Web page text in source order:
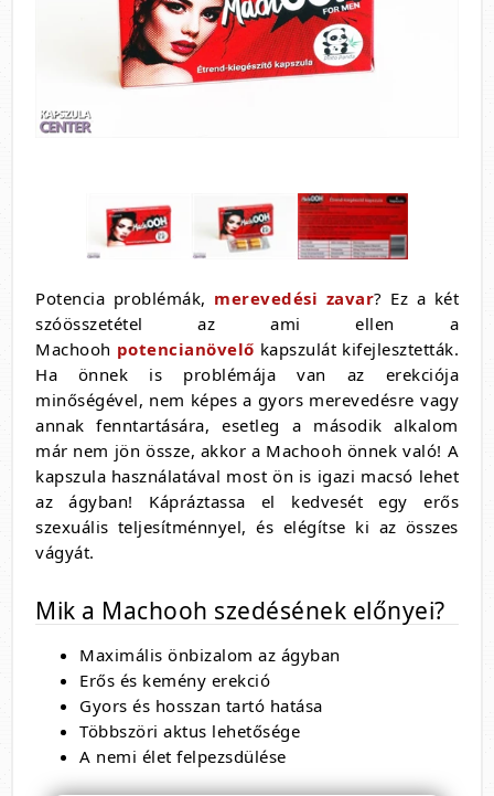
Potencia problémák, merevedési zavar? Ez a két
szóösszetétel az ami ellen a
Machooh potencianövelő kapszulát kifejlesztetták.
Ha önnek is problémája van az erekciója
minőségével, nem képes a gyors merevedésre vagy
annak fenntartására, esetleg a második alkalom
már nem jön össze, akkor a Machooh önnek való! A
kapszula használatával most ön is igazi macsó lehet
az ágyban! Kápráztassa el kedvesét egy erős
szexuális teljesítménnyel, és elégítse ki az összes
vágyát.
Mik a Machooh szedésének előnyei?
Maximális önbizalom az ágyban
Erős és kemény erekció
Gyors és hosszan tartó hatása
Többszöri aktus lehetősége
A nemi élet felpezsdülése